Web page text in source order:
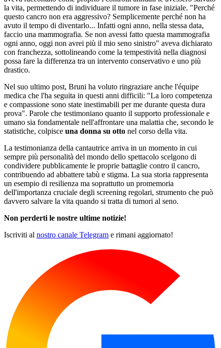
la vita, permettendo di individuare il tumore in fase iniziale. "Perché
questo cancro non era aggressivo? Semplicemente perché non ha
avuto il tempo di diventarlo... Infatti ogni anno, nella stessa data,
faccio una mammografia. Se non avessi fatto questa mammografia
ogni anno, oggi non avrei più il mio seno sinistro" aveva dichiarato
con franchezza, sottolineando come la tempestività nella diagnosi
possa fare la differenza tra un intervento conservativo e uno più
drastico.
Nel suo ultimo post, Bruni ha voluto ringraziare anche l'équipe
medica che l'ha seguita in questi anni difficili: "La loro competenza
e compassione sono state inestimabili per me durante questa dura
prova". Parole che testimoniano quanto il supporto professionale e
umano sia fondamentale nell'affrontare una malattia che, secondo le
statistiche, colpisce una donna su otto nel corso della vita.
La testimonianza della cantautrice arriva in un momento in cui
sempre più personalità del mondo dello spettacolo scelgono di
condividere pubblicamente le proprie battaglie contro il cancro,
contribuendo ad abbattere tabù e stigma. La sua storia rappresenta
un esempio di resilienza ma soprattutto un promemoria
dell'importanza cruciale degli screening regolari, strumento che può
davvero salvare la vita quando si tratta di tumori al seno.
Non perderti le nostre ultime notizie!
Iscriviti al nostro canale Telegram e rimani aggiornato!